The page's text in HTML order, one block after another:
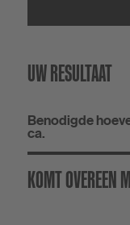
UW RESULTAAT
Benodigde
ca.
KOMT OVEREEN